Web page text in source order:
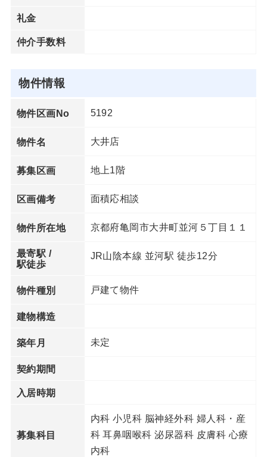
礼金
仲介手数料
物件情報
物件区画No 5192
物件名 大井店
募集区画 地上1階
区画備考 面積応相談
物件所在地 京都府亀岡市大井町並河５丁目１１
最寄駅 /
駅徒歩
JR山陰本線 並河駅 徒歩12分
物件種別 戸建て物件
建物構造
築年月 未定
契約期間
入居時期
募集科目
内科 小児科 脳神経外科 婦人科・産
科 耳鼻咽喉科 泌尿器科 皮膚科 心療
内科